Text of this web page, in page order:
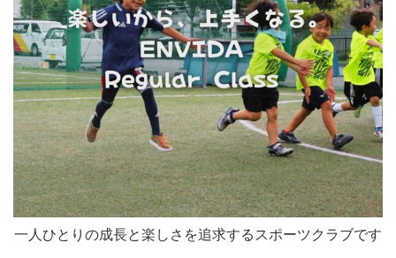
一人ひとりの成長と楽しさを追求するスポーツクラブです